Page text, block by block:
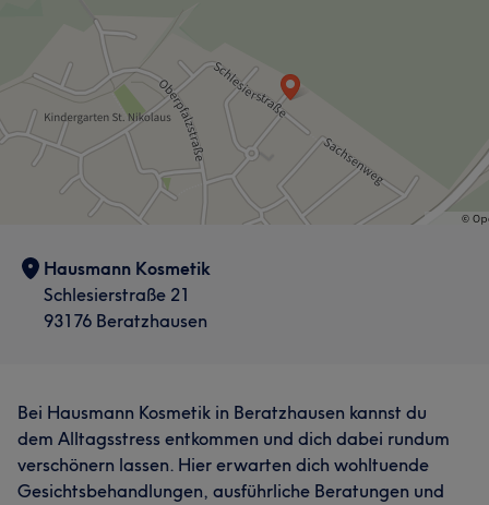
Hausmann Kosmetik
Schlesierstraße 21
93176 Beratzhausen
Bei Hausmann Kosmetik in Beratzhausen kannst du
dem Alltagsstress entkommen und dich dabei rundum
verschönern lassen. Hier erwarten dich wohltuende
Gesichtsbehandlungen, ausführliche Beratungen und